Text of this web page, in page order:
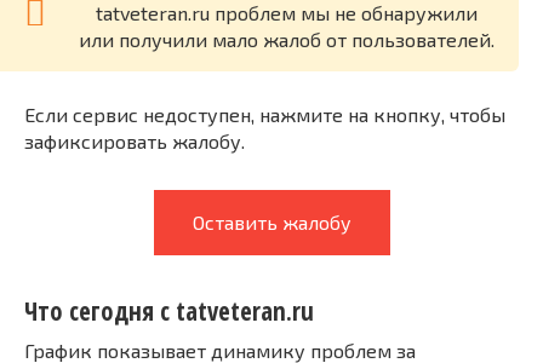
tatveteran.ru проблем мы не обнаружили
или получили мало жалоб от пользователей.
Если сервис недоступен, нажмите на кнопку, чтобы
зафиксировать жалобу.
Оставить жалобу
Что сегодня с tatveteran.ru
График показывает динамику проблем за